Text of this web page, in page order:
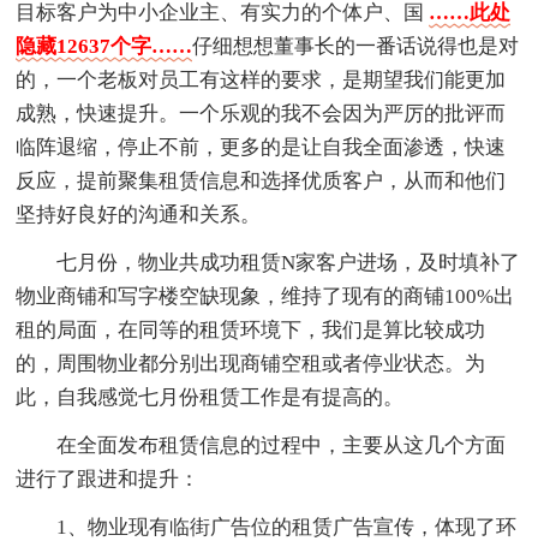
目标客户为中小企业主、有实力的个体户、国 ……此处
隐藏12637个字……仔细想想董事长的一番话说得也是对
的，一个老板对员工有这样的要求，是期望我们能更加
成熟，快速提升。一个乐观的我不会因为严厉的批评而
临阵退缩，停止不前，更多的是让自我全面渗透，快速
反应，提前聚集租赁信息和选择优质客户，从而和他们
坚持好良好的沟通和关系。
七月份，物业共成功租赁N家客户进场，及时填补了
物业商铺和写字楼空缺现象，维持了现有的商铺100%出
租的局面，在同等的租赁环境下，我们是算比较成功
的，周围物业都分别出现商铺空租或者停业状态。为
此，自我感觉七月份租赁工作是有提高的。
在全面发布租赁信息的过程中，主要从这几个方面
进行了跟进和提升：
1、物业现有临街广告位的租赁广告宣传，体现了环